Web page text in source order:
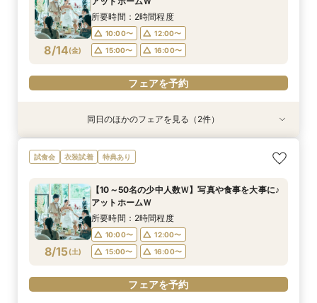
8/13(木)
フェアを予約
8/13(木)
12:00〜
15:00〜
16:00〜
8/14(金)
所要時間：2時間程度
10:00〜
12:00〜
15:00〜
16:00〜
フェアを予約
衣装試着 特典あり
8/14(金)
＼神前式をご検討のお二人へ／各神社式＆リアン
神殿見学×和装試着＆人気食べ比べ試食
11:30〜
フェアを予約
衣装試着 特典あり
8/14(金)
人気No,1 ＼初めて見学がおトク★／豪華コース
試食×30,000円GIFT付相談会
10:00〜
12:00〜
15:00〜
16:00〜
同日のほかのフェアを見る（2件）
試食会 衣装試着 特典あり
8/15(土)
【10～50名の少中人数Ｗ】写真や食事を大事に♪
アットホームＷ
所要時間：2時間程度
10:00〜
12:00〜
15:00〜
16:00〜
フェアを予約